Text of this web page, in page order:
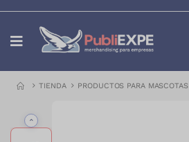
TIENDA PRODUCTOS PARA MASCOTAS